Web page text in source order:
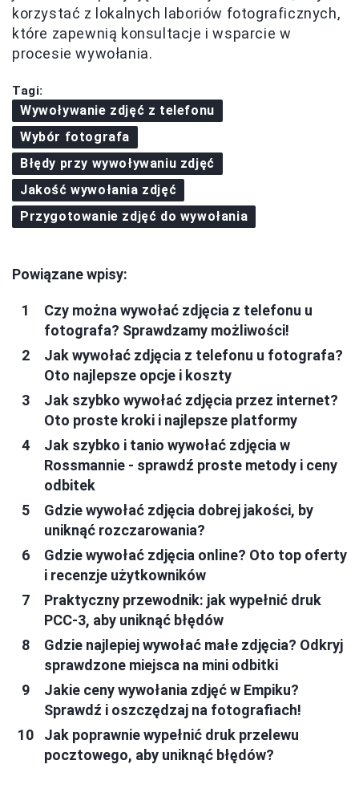
korzystać z lokalnych laboriów fotograficznych,
które zapewnią konsultacje i wsparcie w
procesie wywołania.
Tagi:
Wywoływanie zdjęć z telefonu
Wybór fotografa
Błędy przy wywoływaniu zdjęć
Jakość wywołania zdjęć
Przygotowanie zdjęć do wywołania
Powiązane wpisy:
Czy można wywołać zdjęcia z telefonu u
fotografa? Sprawdzamy możliwości!
Jak wywołać zdjęcia z telefonu u fotografa?
Oto najlepsze opcje i koszty
Jak szybko wywołać zdjęcia przez internet?
Oto proste kroki i najlepsze platformy
Jak szybko i tanio wywołać zdjęcia w
Rossmannie - sprawdź proste metody i ceny
odbitek
Gdzie wywołać zdjęcia dobrej jakości, by
uniknąć rozczarowania?
Gdzie wywołać zdjęcia online? Oto top oferty
i recenzje użytkowników
Praktyczny przewodnik: jak wypełnić druk
PCC-3, aby uniknąć błędów
Gdzie najlepiej wywołać małe zdjęcia? Odkryj
sprawdzone miejsca na mini odbitki
Jakie ceny wywołania zdjęć w Empiku?
Sprawdź i oszczędzaj na fotografiach!
Jak poprawnie wypełnić druk przelewu
pocztowego, aby uniknąć błędów?